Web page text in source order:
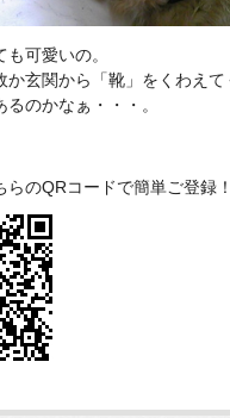
も可愛いの。
か玄関から「靴」をくわえて
るのかなぁ・・・。
らのQRコードで簡単ご登録！